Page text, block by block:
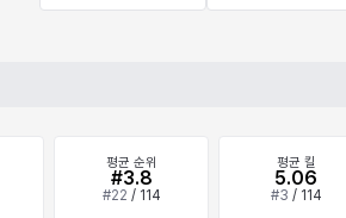
평균 순위
#3.8
#22 / 114
평균 킬
5.06
#3 / 114